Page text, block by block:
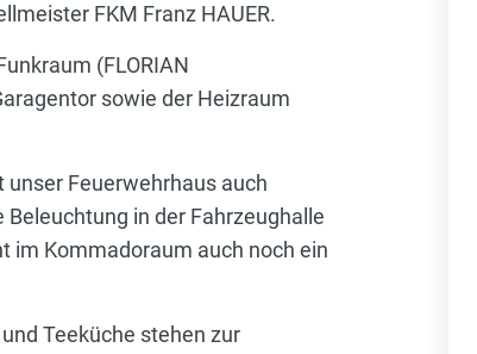
FKM Franz HAUER.
(FLORIAN
sowie der Heizraum
Feuerwehrhaus auch
in der Fahrzeughalle
im Kommadoraum auch noch ein
Teeküche stehen zur